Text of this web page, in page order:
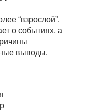
“взрослой”.
о событиях, а
выводы.